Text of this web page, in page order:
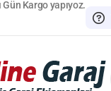
Kargo yapıyoz.